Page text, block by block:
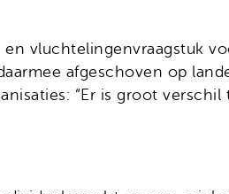
vluchtelingenvraagstuk
afgeschoven op
“Er is groot